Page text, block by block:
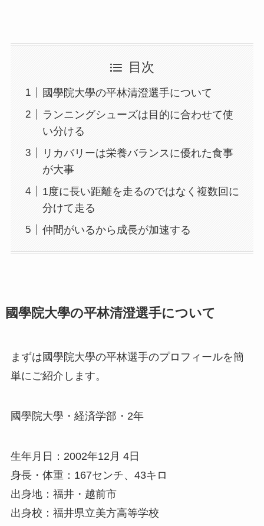
目次
國學院大學の平林清澄選手について
ランニングシューズは目的に合わせて使
い分ける
リカバリーは栄養バランスに優れた食事
が大事
1度に長い距離を走るのではなく複数回に
分けて走る
仲間がいるから成長が加速する
國學院大學の平林清澄選手について
まずは國學院大學の平林選手のプロフィールを簡
単にご紹介します。
國學院大學・経済学部・2年
生年月日：2002年12月 4日
身長・体重：167センチ、43キロ
出身地：福井・越前市
出身校：福井県立美方高等学校